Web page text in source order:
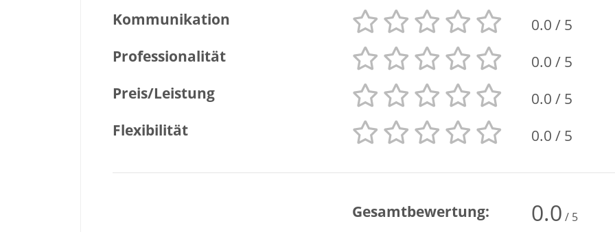
Kommunikation
0.0 / 5
Professionalität
0.0 / 5
Preis/Leistung
0.0 / 5
Flexibilität
0.0 / 5
Gesamtbewertung: 0.0 / 5